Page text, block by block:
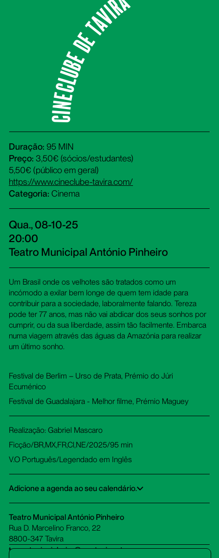
Cineclube de Tavira
Duração: 95 MIN
Preço: 3,50€ (sócios/estudantes)
5,50€ (público em geral)
https://www.cineclube-tavira.com/
Categoria: Cinema
Qua., 08-10-25
20:00
Teatro Municipal António Pinheiro
Um Brasil onde os velhotes são tratados como um
incómodo a exilar bem longe de quem tem idade para
contribuir para a sociedade, laboralmente falando. Tereza
pode ter 77 anos, mas não vai abdicar dos seus sonhos por
cumprir, ou da sua liberdade, assim tão facilmente. Embarca
numa viagem através das águas da Amazónia para realizar
um último sonho.
Festival de Berlim – Urso de Prata, Prémio do Júri
Ecuménico
Festival de Guadalajara - Melhor filme, Prémio Maguey
Realização: Gabriel Mascaro
Ficção/BR,MX,FR,Cl,NE/2025/95 min
V.O Português/Legendado em Inglês
Teatro Municipal António Pinheiro
Rua D. Marcelino Franco, 22
8800-347 Tavira
tm-antoniopinheiro@cm-tavira.pt
Adicione a agenda ao seu calendário.